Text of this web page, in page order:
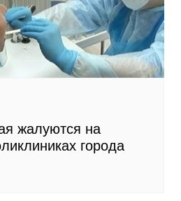
жалуются на
города